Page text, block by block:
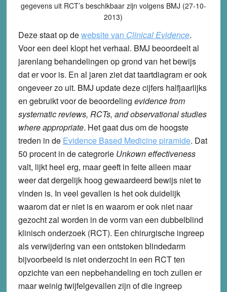
gegevens uit RCT’s beschikbaar zijn volgens BMJ (27-10-
2013)
Deze staat op dewebsite van Clinical Evidence.
Voor een deel klopt het verhaal. BMJ beoordeelt al
jarenlang behandelingen op grond van het bewijs
dat er voor is. En al jaren ziet dat taartdiagram er ook
ongeveer zo uit. BMJ update deze cijfers halfjaarlijks
en gebruikt voor de beoordeling evidence from
systematic reviews, RCTs, and observational studies
where appropriate. Het gaat dus om de hoogste
treden in de Evidence Based Medicine piramide. Dat
50 procent in de categrorie Unkown effectiveness
valt, lijkt heel erg, maar geeft in feite alleen maar
weer dat dergelijk hoog gewaardeerd bewijs niet te
vinden is. In veel gevallen is het ook duidelijk
waarom dat er niet is en waarom er ook niet naar
gezocht zal worden in de vorm van een dubbelblind
klinisch onderzoek (RCT). Een chirurgische ingreep
als verwijdering van een ontstoken blindedarm
bijvoorbeeld is niet onderzocht in een RCT ten
opzichte van een nepbehandeling en toch zullen er
maar weinig twijfelgevallen zijn of die ingreep